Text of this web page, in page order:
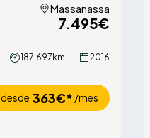
Massanassa
7.495€
187.697km 2016
desde 363€* /mes